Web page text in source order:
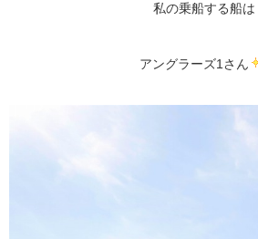
私の乗船する船は
アングラーズ1さん